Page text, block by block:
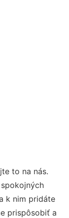
to na nás.
k nim pridáte
prispôsobiť a